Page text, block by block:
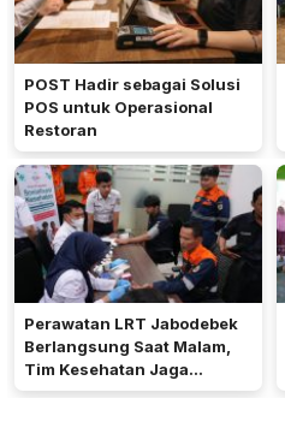
POST Hadir sebagai Solusi
POS untuk Operasional
Restoran
Perawatan LRT Jabodebek
Berlangsung Saat Malam,
Tim Kesehatan Jaga
Kondisi Petugas